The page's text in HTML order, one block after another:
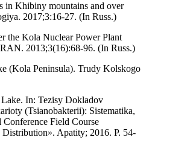
in Khibiny mountains and over
2017;3:16-27. (In Russ.)
the Kola Nuclear Power Plant
2013;3(16):68-96. (In Russ.)
(Kola Peninsula). Trudy Kolskogo
In: Tezisy Dokladov
(Tsianobakterii): Sistematika,
Field Course
Apatity; 2016. P. 54-